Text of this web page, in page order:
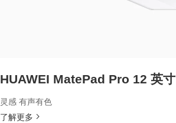
HUAWEI MatePad Pro 12 英寸
灵感 有声有色
了解更多